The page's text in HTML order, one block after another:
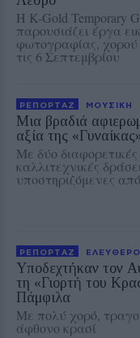
Η K-Gold Temporary
παρουσιάζει έργα
φωτογραφίας, χορού
τις 6 Σεπτεμβρίου
ΡΕΠΟΡΤΑΖ ΜΟΥΣΙΚΗ
Μια βραδιά
αξία της
Με δύο
καλλιτεχνικές
υποστηριζόμενες
ΡΕΠΟΡΤΑΖ
Υποδεχτήκαν τον
τη «Γιορτή του
Πάμφιλα
Με πολύ χορό,
άφθονο κρασί